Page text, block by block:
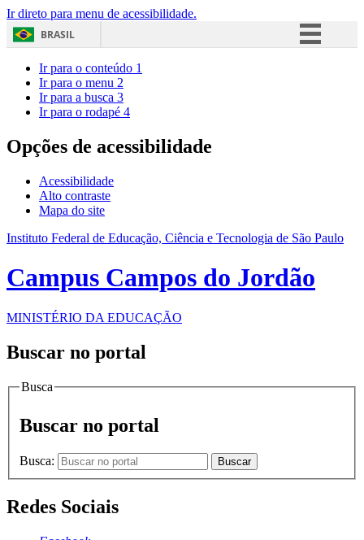
Ir direto para menu de acessibilidade.
BRASIL
Acesso à informação
Ir para o conteúdo 1
Ir para o menu 2
Ir para a busca 3
Ir para o rodapé 4
Opções de acessibilidade
Acessibilidade
Alto contraste
Mapa do site
Instituto Federal de Educação, Ciência e Tecnologia de São Paulo
Campus Campos do Jordão
MINISTÉRIO DA EDUCAÇÃO
Buscar no portal
Busca
Buscar no portal
Busca: Buscar
Redes Sociais